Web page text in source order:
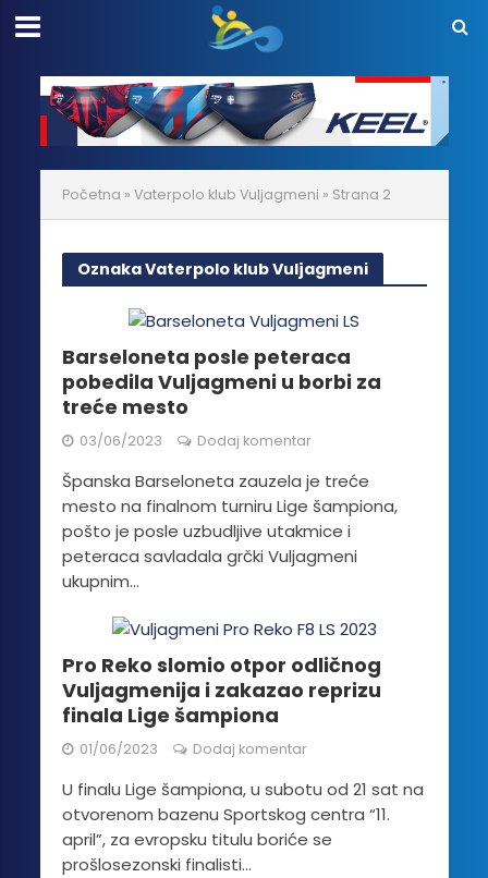
Početna » Vaterpolo klub Vuljagmeni » Strana 2
Oznaka Vaterpolo klub Vuljagmeni
Barseloneta posle peteraca
pobedila Vuljagmeni u borbi za
treće mesto
03/06/2023 Dodaj komentar
Španska Barseloneta zauzela je treće
mesto na finalnom turniru Lige šampiona,
pošto je posle uzbudljive utakmice i
peteraca savladala grčki Vuljagmeni
ukupnim...
Pro Reko slomio otpor odličnog
Vuljagmenija i zakazao reprizu
finala Lige šampiona
01/06/2023 Dodaj komentar
U finalu Lige šampiona, u subotu od 21 sat na
otvorenom bazenu Sportskog centra “11.
april”, za evropsku titulu boriće se
prošlosezonski finalisti...